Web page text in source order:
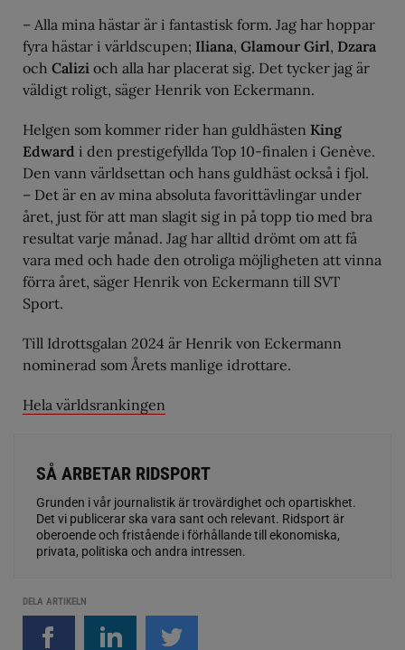
– Alla mina hästar är i fantastisk form. Jag har hoppar
fyra hästar i världscupen; Iliana, Glamour Girl, Dzara
och Calizi och alla har placerat sig. Det tycker jag är
väldigt roligt, säger Henrik von Eckermann.
Helgen som kommer rider han guldhästen King
Edward i den prestigefyllda Top 10-finalen i Genève.
Den vann världsettan och hans guldhäst också i fjol.
– Det är en av mina absoluta favorittävlingar under
året, just för att man slagit sig in på topp tio med bra
resultat varje månad. Jag har alltid drömt om att få
vara med och hade den otroliga möjligheten att vinna
förra året, säger Henrik von Eckermann till SVT
Sport.
Till Idrottsgalan 2024 är Henrik von Eckermann
nominerad som Årets manlige idrottare.
Hela världsrankingen
SÅ ARBETAR RIDSPORT
Grunden i vår journalistik är trovärdighet och opartiskhet.
Det vi publicerar ska vara sant och relevant. Ridsport är
oberoende och fristående i förhållande till ekonomiska,
privata, politiska och andra intressen.
DELA ARTIKELN